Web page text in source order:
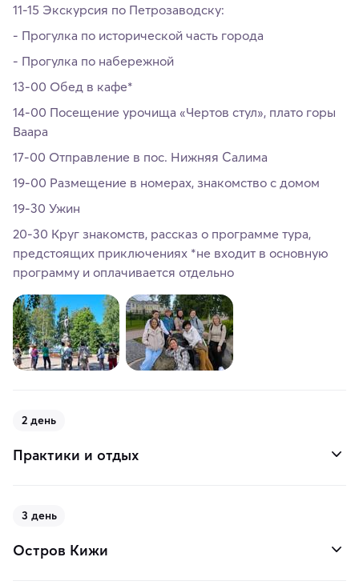
11-15 Экскурсия по Петрозаводску:
- Прогулка по исторической часть города
- Прогулка по набережной
13-00 Обед в кафе*
14-00 Посещение урочища «Чертов стул», плато горы
Ваара
17-00 Отправление в пос. Нижняя Салима
19-00 Размещение в номерах, знакомство с домом
19-30 Ужин
20-30 Круг знакомств, рассказ о программе тура,
предстоящих приключениях *не входит в основную
программу и оплачивается отдельно
2 день
Практики и отдых
3 день
Остров Кижи